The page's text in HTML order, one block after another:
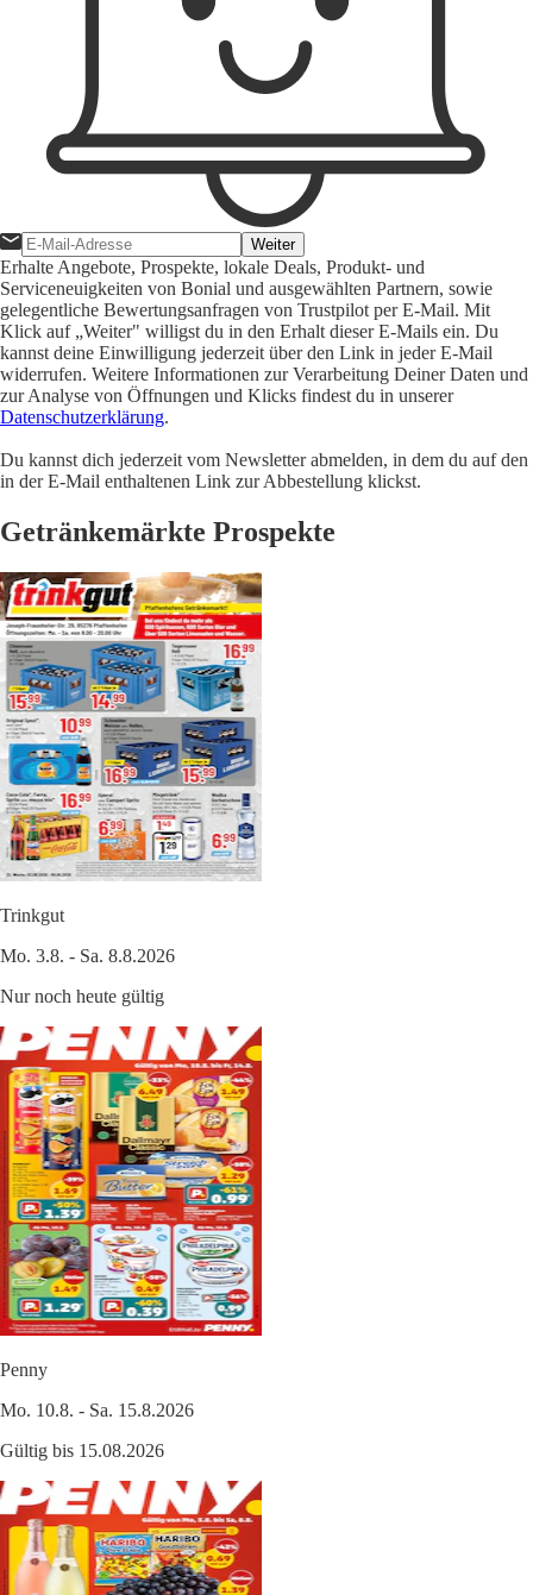
Weiter
Erhalte Angebote, Prospekte, lokale Deals, Produkt- und
Serviceneuigkeiten von Bonial und ausgewählten Partnern, sowie
gelegentliche Bewertungsanfragen von Trustpilot per E-Mail. Mit
Klick auf „Weiter" willigst du in den Erhalt dieser E-Mails ein. Du
kannst deine Einwilligung jederzeit über den Link in jeder E-Mail
widerrufen. Weitere Informationen zur Verarbeitung Deiner Daten und
zur Analyse von Öffnungen und Klicks findest du in unserer
Datenschutzerklärung.
Du kannst dich jederzeit vom Newsletter abmelden, in dem du auf den
in der E-Mail enthaltenen Link zur Abbestellung klickst.
Getränkemärkte Prospekte
Trinkgut
Mo. 3.8. - Sa. 8.8.2026
Nur noch heute gültig
Penny
Mo. 10.8. - Sa. 15.8.2026
Gültig bis 15.08.2026